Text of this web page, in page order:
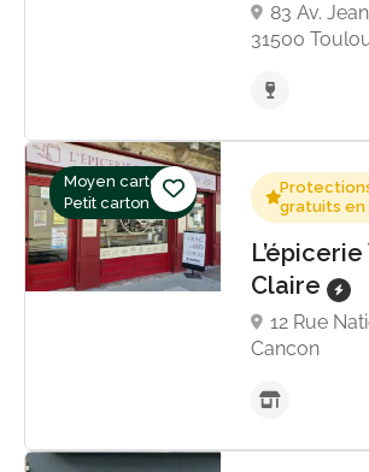
83 Av.
31500
Moyen carton,
Petit carton
gratuits en
Claire
12 Rue
Cancon